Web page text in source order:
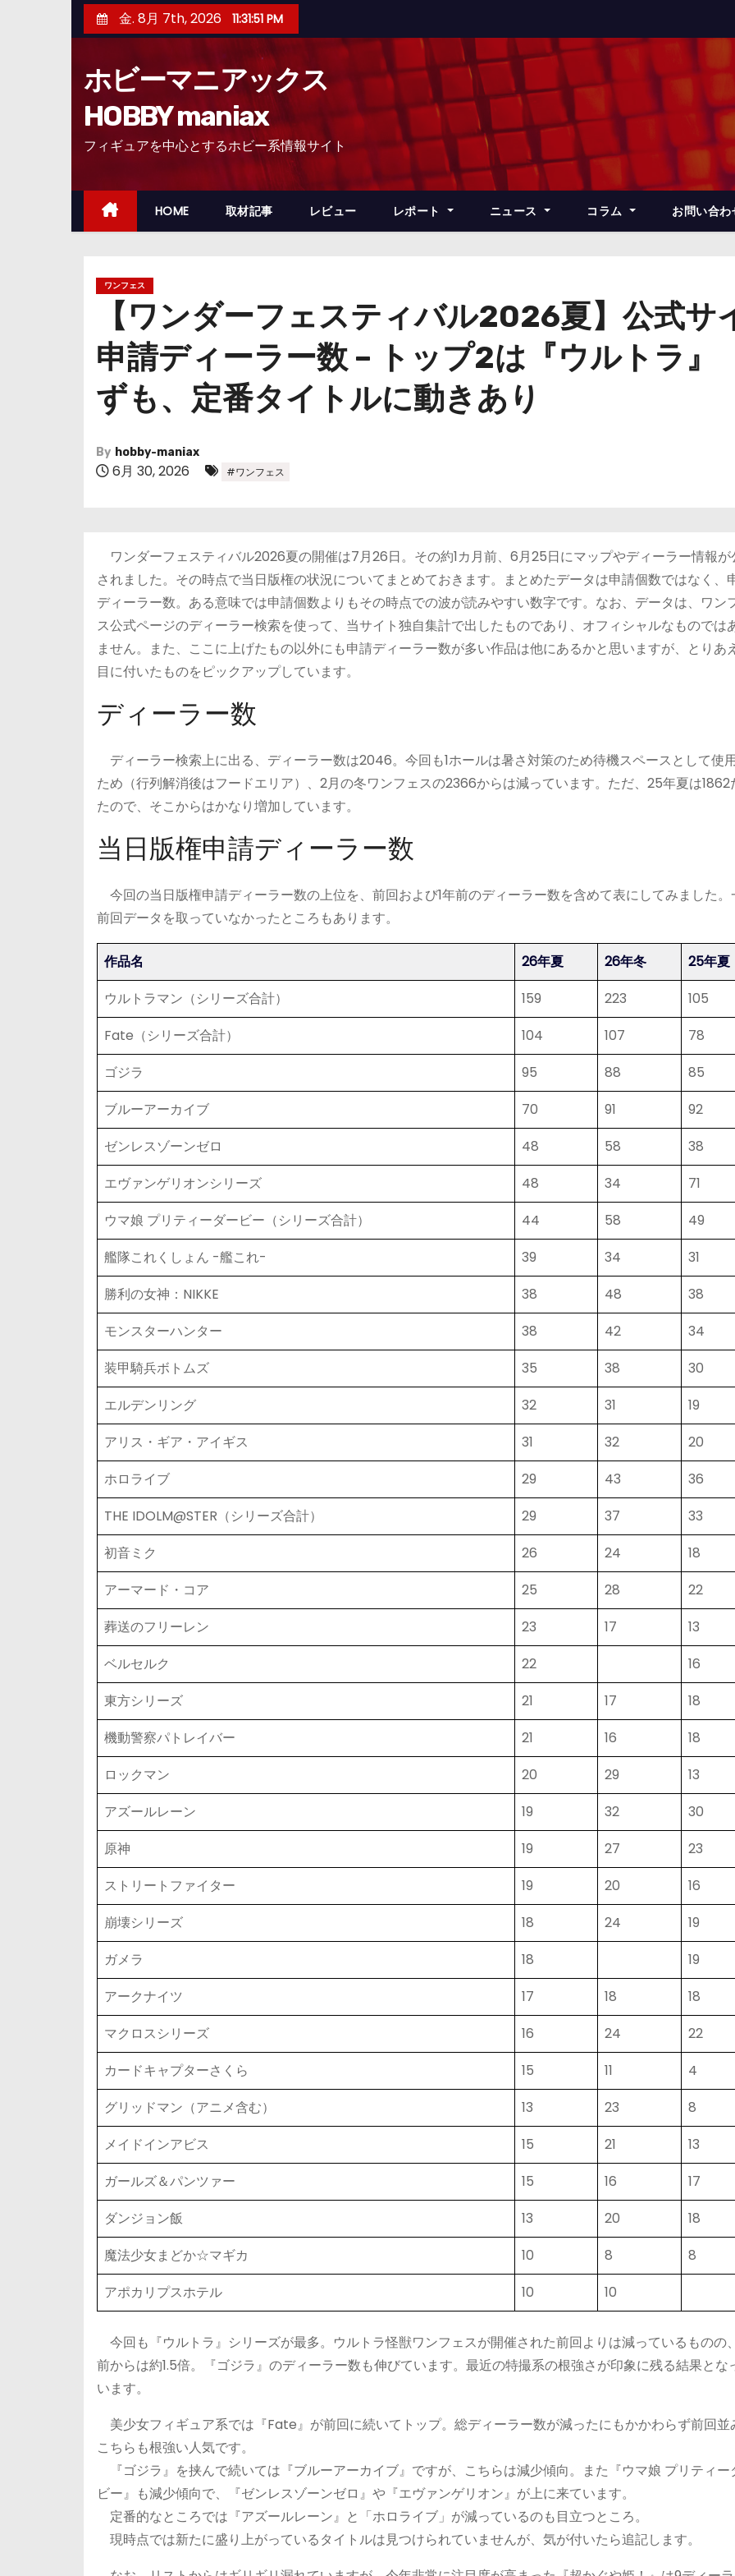
ン
ッ
金. 8月 7th, 2026 11:31:52 PM
ホビーマニアックス
HOBBY maniax
フィギュアを中心とするホビー系情報サイト
HOME 取材記事 レビュー レポート ニュース コラム お問い合わ
ワンフェス
【ワンダーフェスティバル2026夏】公式サ
申請ディーラー数 – トップ2は『ウルトラ』
ずも、定番タイトルに動きあり
By hobby-maniax
6月 30, 2026 #ワンフェス
ワンダーフェスティバル2026夏の開催は7月26日。その約1カ月前、6月25日にマップやディーラー情報が
されました。その時点で当日版権の状況についてまとめておきます。まとめたデータは申請個数ではなく、
ディーラー数。ある意味では申請個数よりもその時点での波が読みやすい数字です。なお、データは、ワン
ス公式ページのディーラー検索を使って、当サイト独自集計で出したものであり、オフィシャルなものでは
ません。また、ここに上げたもの以外にも申請ディーラー数が多い作品は他にあるかと思いますが、とりあ
目に付いたものをピックアップしています。
ディーラー数
ディーラー検索上に出る、ディーラー数は2046。今回も1ホールは暑さ対策のため待機スペースとして使
ため（行列解消後はフードエリア）、2月の冬ワンフェスの2366からは減っています。ただ、25年夏は1862
たので、そこからはかなり増加しています。
当日版権申請ディーラー数
今回の当日版権申請ディーラー数の上位を、前回および1年前のディーラー数を含めて表にしてみました。
前回データを取っていなかったところもあります。
作品名 26年夏 26年冬
25年夏
ウルトラマン（シリーズ合計）
159 223
105
Fate（シリーズ合計）
104 107
78
ゴジラ
95 88
85
ブルーアーカイブ
70 91
92
ゼンレスゾーンゼロ
48 58
38
エヴァンゲリオンシリーズ
48 34
71
ウマ娘 プリティーダービー（シリーズ合計）
44 58
49
艦隊これくしょん -艦これ-
39 34
31
勝利の女神：NIKKE
38 48
38
モンスターハンター
38 42
34
装甲騎兵ボトムズ
35 38
30
エルデンリング
32 31
19
アリス・ギア・アイギス
31 32
20
ホロライブ
29 43
36
THE IDOLM@STER（シリーズ合計）
29 37
33
初音ミク
26 24
18
アーマード・コア
25 28
22
葬送のフリーレン
23 17
13
ベルセルク
22
16
東方シリーズ
21 17
18
機動警察パトレイバー
21 16
18
ロックマン
20 29
13
アズールレーン
19 32
30
原神
19 27
23
ストリートファイター
19 20
16
崩壊シリーズ
18 24
19
ガメラ
18
19
アークナイツ
17 18
18
マクロスシリーズ
16 24
22
カードキャプターさくら
15 11
4
グリッドマン（アニメ含む）
13 23
8
メイドインアビス
15 21
13
ガールズ＆パンツァー
15 16
17
ダンジョン飯
13 20
18
魔法少女まどか☆マギカ
10 8
8
アポカリプスホテル
10 10
今回も『ウルトラ』シリーズが最多。ウルトラ怪獣ワンフェスが開催された前回よりは減っているものの
前からは約1.5倍。『ゴジラ』のディーラー数も伸びています。最近の特撮系の根強さが印象に残る結果とな
います。
美少女フィギュア系では『Fate』が前回に続いてトップ。総ディーラー数が減ったにもかかわらず前回並
こちらも根強い人気です。
『ゴジラ』を挟んで続いては『ブルーアーカイブ』ですが、こちらは減少傾向。また『ウマ娘 プリティー
ビー』も減少傾向で、『ゼンレスゾーンゼロ』や『エヴァンゲリオン』が上に来ています。
定番的なところでは『アズールレーン』と「ホロライブ」が減っているのも目立つところ。
現時点では新たに盛り上がっているタイトルは見つけられていませんが、気が付いたら追記します。